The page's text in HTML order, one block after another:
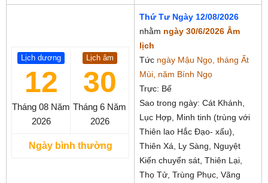
Lịch dương
12
Tháng 08 Năm
2026
Lịch âm
30
Tháng 6 Năm
2026
Ngày bình thường
Thứ Tư Ngày 12/08/2026
nhằm ngày 30/6/2026 Âm
lịch
Tức ngày Mậu Ngọ, tháng Ất
Mùi, năm Bính Ngọ
Trực: Bế
Sao trong ngày: Cát Khánh,
Lục Hợp, Minh tinh (trùng với
Thiên lao Hắc Đạo- xấu),
Thiên Xá, Ly Sàng, Nguyệt
Kiến chuyển sát, Thiên Lại,
Thọ Tử, Trùng Phục, Vãng